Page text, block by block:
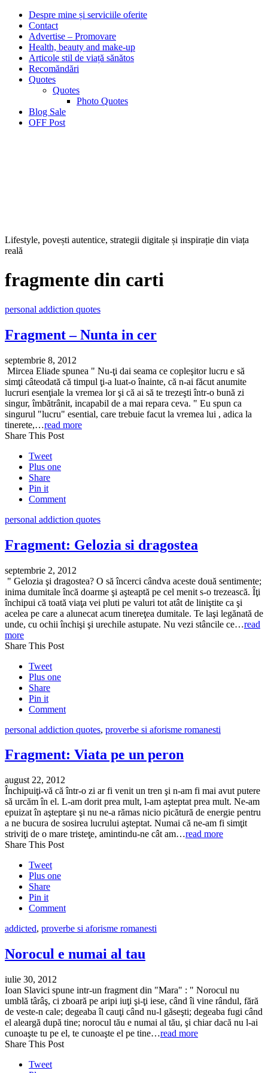
Despre mine și serviciile oferite
Contact
Advertise – Promovare
Health, beauty and make-up
Articole stil de viață sănătos
Recomăndări
Quotes
Quotes
Photo Quotes
Blog Sale
OFF Post
Lifestyle, povești autentice, strategii digitale și inspirație din viața
reală
fragmente din carti
personal addiction quotes
Fragment – Nunta in cer
septembrie 8, 2012
Mircea Eliade spunea " Nu-ţi dai seama ce copleşitor lucru e să
simţi câteodată că timpul ţi-a luat-o înainte, că n-ai făcut anumite
lucruri esenţiale la vremea lor şi că ai să te trezeşti într-o bună zi
singur, îmbătrânit, incapabil de a mai repara ceva. " Eu spun ca
singurul "lucru" esential, care trebuie facut la vremea lui , adica la
tinerete,…read more
Share This Post
Tweet
Plus one
Share
Pin it
Comment
personal addiction quotes
Fragment: Gelozia si dragostea
septembrie 2, 2012
" Gelozia şi dragostea? O să încerci cândva aceste două sentimente;
inima dumitale încă doarme şi aşteaptă pe cel menit s-o trezească. Îţi
închipui că toată viaţa vei pluti pe valuri tot atât de liniştite ca şi
acelea pe care a alunecat acum tinereţea dumitale. Te laşi legănată de
unde, cu ochii închişi şi urechile astupate. Nu vezi stâncile ce…read
more
Share This Post
Tweet
Plus one
Share
Pin it
Comment
personal addiction quotes, proverbe si aforisme romanesti
Fragment: Viata pe un peron
august 22, 2012
Închipuiţi-vă că într-o zi ar fi venit un tren şi n-am fi mai avut putere
să urcăm în el. L-am dorit prea mult, l-am aşteptat prea mult. Ne-am
epuizat în aşteptare şi nu ne-a rămas nicio picătură de energie pentru
a ne bucura de sosirea lucrului aşteptat. Numai că ne-am fi simţit
striviţi de o mare tristeţe, amintindu-ne cât am…read more
Share This Post
Tweet
Plus one
Share
Pin it
Comment
addicted, proverbe si aforisme romanesti
Norocul e numai al tau
iulie 30, 2012
Ioan Slavici spune intr-un fragment din "Mara" : " Norocul nu
umblă târâş, ci zboară pe aripi iuţi şi-ţi iese, când îi vine rândul, fără
de veste-n cale; degeaba îl cauţi când nu-l găseşti; degeaba fugi când
el aleargă după tine; norocul tău e numai al tău, şi chiar dacă nu l-ai
cunoaşte tu pe el, te cunoaşte el pe tine…read more
Share This Post
Tweet